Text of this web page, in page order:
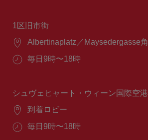
1区旧市街
場
Albertinaplatz／Maysedergasse角
営
間：
毎日9時〜18時
シュヴェヒャート・ウィーン国際空港
場
到着ロビー
営
毎日9時〜18時